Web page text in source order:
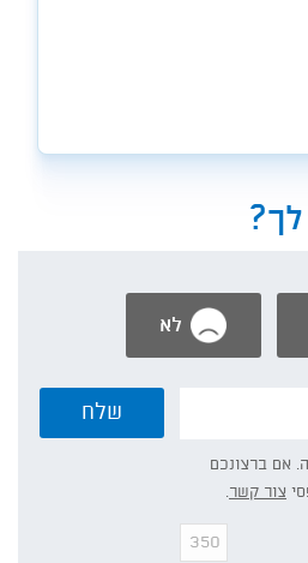
לא
שלח
אם ברצונכם
צור קשר.